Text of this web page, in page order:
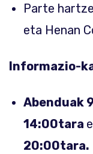
Parte
eta Henan
Informazio-
Abenduak
14:00tara
20:00tara.